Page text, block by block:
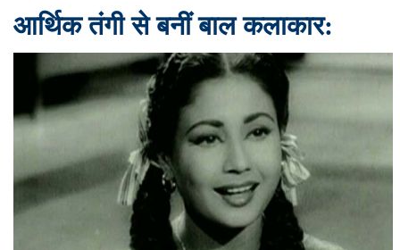
आर्थिक तंगी से बनीं बाल कलाकार: